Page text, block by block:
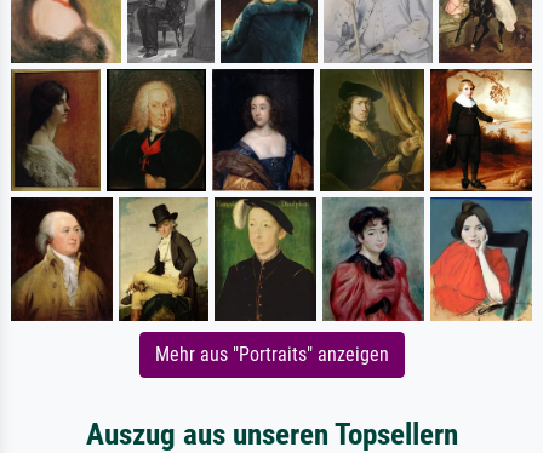
Mehr aus "Portraits" anzeigen
Auszug aus unseren Topsellern